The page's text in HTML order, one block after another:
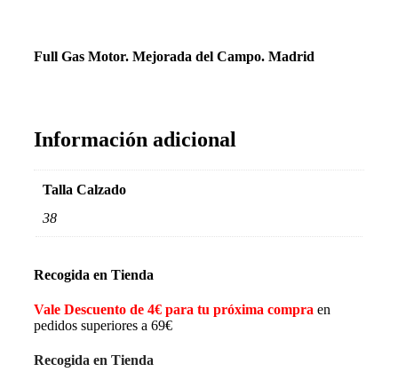
Full Gas Motor. Mejorada del Campo. Madrid
Información adicional
Talla Calzado
38
Recogida en Tienda
Vale Descuento de 4€ para tu próxima compra en
pedidos superiores a 69€
Recogida en Tienda